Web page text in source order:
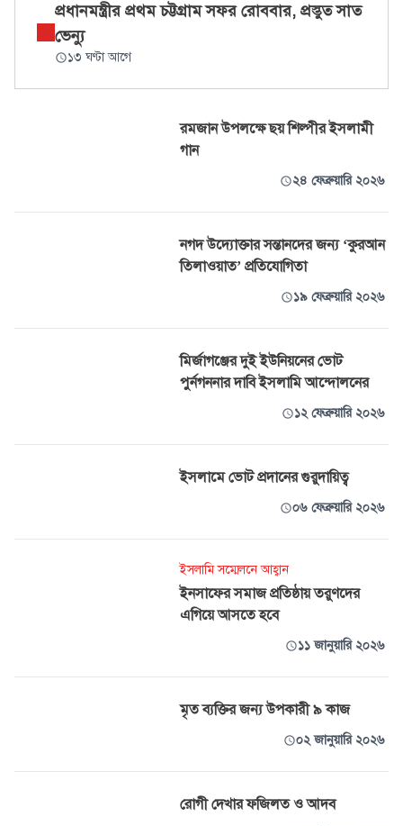
প্রধানমন্ত্রীর প্রথম চট্টগ্রাম সফর রোববার, প্রস্তুত সাত
ভেন্যু
১৩ ঘণ্টা আগে
রমজান উপলক্ষে ছয় শিল্পীর ইসলামী
গান
২৪ ফেব্রুয়ারি ২০২৬
নগদ উদ্যোক্তার সন্তানদের জন্য ‘কুরআন
তিলাওয়াত’ প্রতিযোগিতা
১৯ ফেব্রুয়ারি ২০২৬
মির্জাগঞ্জের দুই ইউনিয়নের ভোট
পুর্নগননার দাবি ইসলামি আন্দোলনের
১২ ফেব্রুয়ারি ২০২৬
ইসলামে ভোট প্রদানের গুরুদায়িত্ব
০৬ ফেব্রুয়ারি ২০২৬
ইসলামি সম্মেলনে আহ্বান
ইনসাফের সমাজ প্রতিষ্ঠায় তরুণদের
এগিয়ে আসতে হবে
১১ জানুয়ারি ২০২৬
মৃত ব্যক্তির জন্য উপকারী ৯ কাজ
০২ জানুয়ারি ২০২৬
রোগী দেখার ফজিলত ও আদব